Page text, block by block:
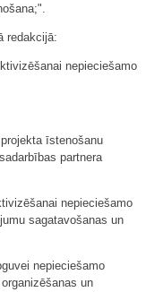
redakcijā:
nepieciešamo
īstenošanu
partnera
nepieciešamo
sagatavošanas un
nepieciešamo
un